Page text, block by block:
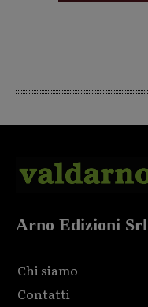
Arno Edizioni Srl
Chi siamo
Contatti